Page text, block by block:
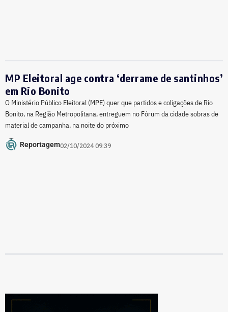
MP Eleitoral age contra ‘derrame de santinhos’
em Rio Bonito
O Ministério Público Eleitoral (MPE) quer que partidos e coligações de Rio
Bonito, na Região Metropolitana, entreguem no Fórum da cidade sobras de
material de campanha, na noite do próximo
Reportagem02/10/2024 09:39